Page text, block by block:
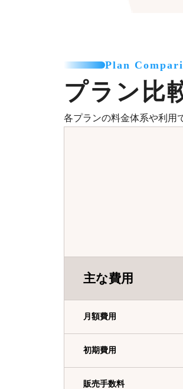
Plan
プラン比
各プランの料金体系や利用
主な費用
月額費用
初期費用
販売手数料